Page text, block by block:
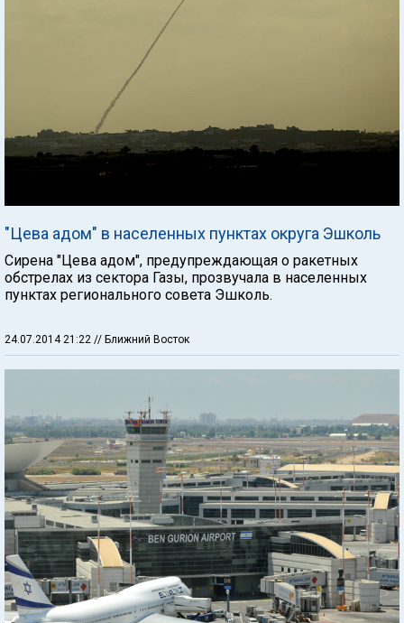
"Цева адом" в населенных пунктах округа Эшколь
Сирена "Цева адом", предупреждающая о ракетных
обстрелах из сектора Газы, прозвучала в населенных
пунктах регионального совета Эшколь.
24.07.2014 21:22 // Ближний Восток